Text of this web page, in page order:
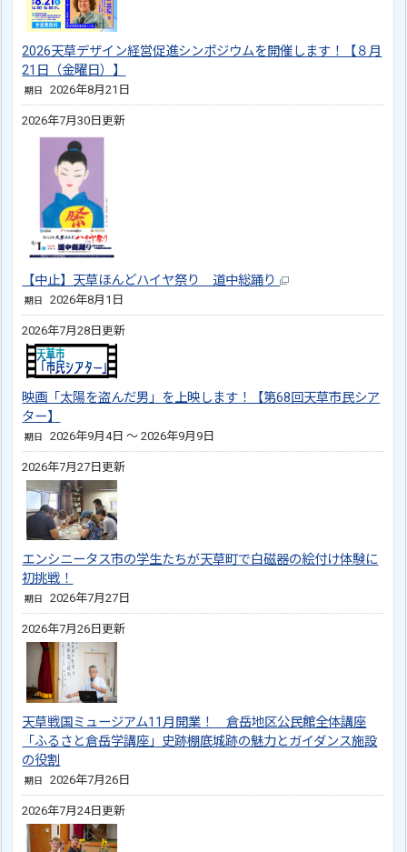
2026天草デザイン経営促進シンポジウムを開催します！【８月
21日（金曜日）】
期日 2026年8月21日
2026年7月30日更新
【中止】天草ほんどハイヤ祭り 道中総踊り
期日 2026年8月1日
2026年7月28日更新
映画「太陽を盗んだ男」を上映します！【第68回天草市民シア
ター】
期日 2026年9月4日 ～ 2026年9月9日
2026年7月27日更新
エンシニータス市の学生たちが天草町で白磁器の絵付け体験に
初挑戦！
期日 2026年7月27日
2026年7月26日更新
天草戦国ミュージアム11月開業！ 倉岳地区公民館全体講座
「ふるさと倉岳学講座」史跡棚底城跡の魅力とガイダンス施設
の役割
期日 2026年7月26日
2026年7月24日更新